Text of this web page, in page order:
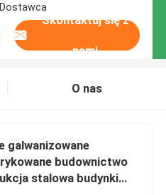
Skontaktuj się z
nami
O nas
galwanizowane
budownictwo
stalowa budynki